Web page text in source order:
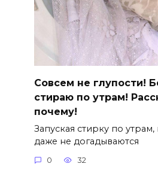
Совсем не глупости!
стираю по утрам!
почему!
Запуская стирку по
даже не догадываются
0 32